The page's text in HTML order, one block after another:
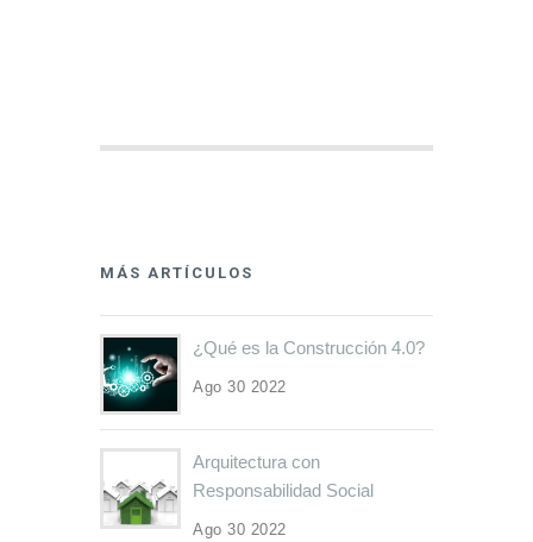
MÁS ARTÍCULOS
¿Qué es la Construcción 4.0?
Ago 30 2022
Arquitectura con
Responsabilidad Social
Ago 30 2022